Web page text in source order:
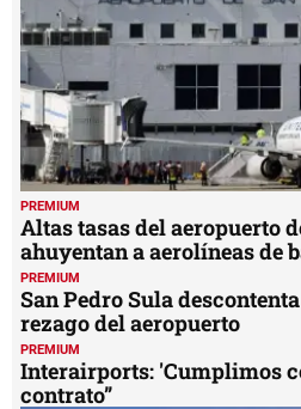
PREMIUM
Altas tasas del aeropuerto
ahuyentan a aerolíneas de
PREMIUM
San Pedro Sula
rezago del aeropuerto
PREMIUM
Interairports: 'Cumplimos
contrato”